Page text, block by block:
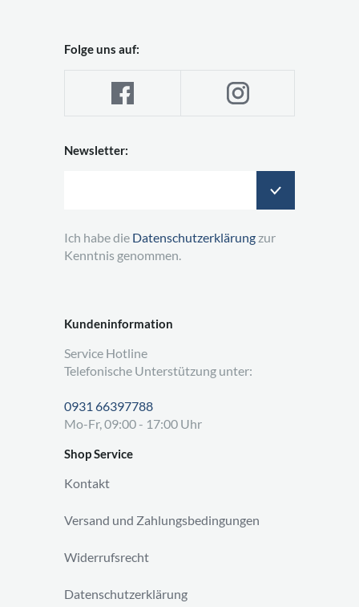
Kundeninformation
Service Hotline
Telefonische Unterstützung unter:
0931 66397788
Mo-Fr, 09:00 - 17:00 Uhr
Shop Service
Kontakt
Versand und Zahlungsbedingungen
Widerrufsrecht
Datenschutzerklärung
Folge uns auf:
Newsletter:
Ich habe die Datenschutzerklärung zur
Kenntnis genommen.